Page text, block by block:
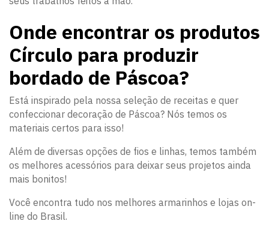
Onde encontrar os produtos
Círculo para produzir
bordado de Páscoa?
Está inspirado pela nossa seleção de receitas e quer
confeccionar decoração de Páscoa? Nós temos os
materiais certos para isso!
Além de diversas opções de fios e linhas, temos também
os melhores acessórios para deixar seus projetos ainda
mais bonitos!
Você encontra tudo nos melhores armarinhos e lojas on-
line do Brasil.